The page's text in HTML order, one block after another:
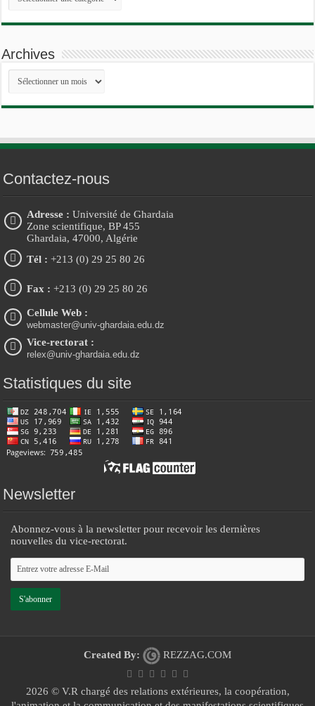
Archives
Archives
Contactez-nous
Adresse : Université de Ghardaia
Zone scientifique, BP 455
Ghardaia, 47000, Algérie
Tél : +213 (0) 29 25 80 26
Fax : +213 (0) 29 25 80 26
Cellule Web :
webmaster@univ-ghardaia.edu.dz
Vice-rectorat :
relex@univ-ghardaia.edu.dz
Statistiques du site
Newsletter
Abonnez-vous à la newsletter pour recevoir les dernières
nouvelles du vice-rectorat.
Created By: REZZAG.COM
2026 © V.R chargé des relations extérieures, la coopération,